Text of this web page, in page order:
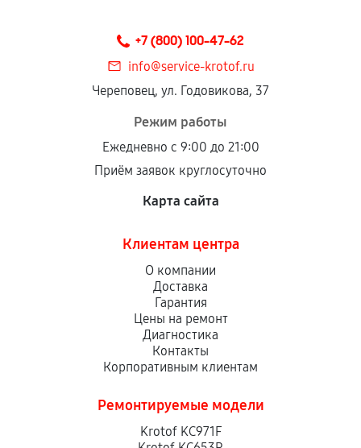
+7 (800) 100-47-62
info@service-krotof.ru
Череповец, ул. Годовикова, 37
Режим работы
Ежедневно с 9:00 до 21:00
Приём заявок круглосуточно
Карта сайта
Клиентам центра
О компании
Доставка
Гарантия
Цены на ремонт
Диагностика
Контакты
Корпоративным клиентам
Ремонтируемые модели
Krotof KC971F